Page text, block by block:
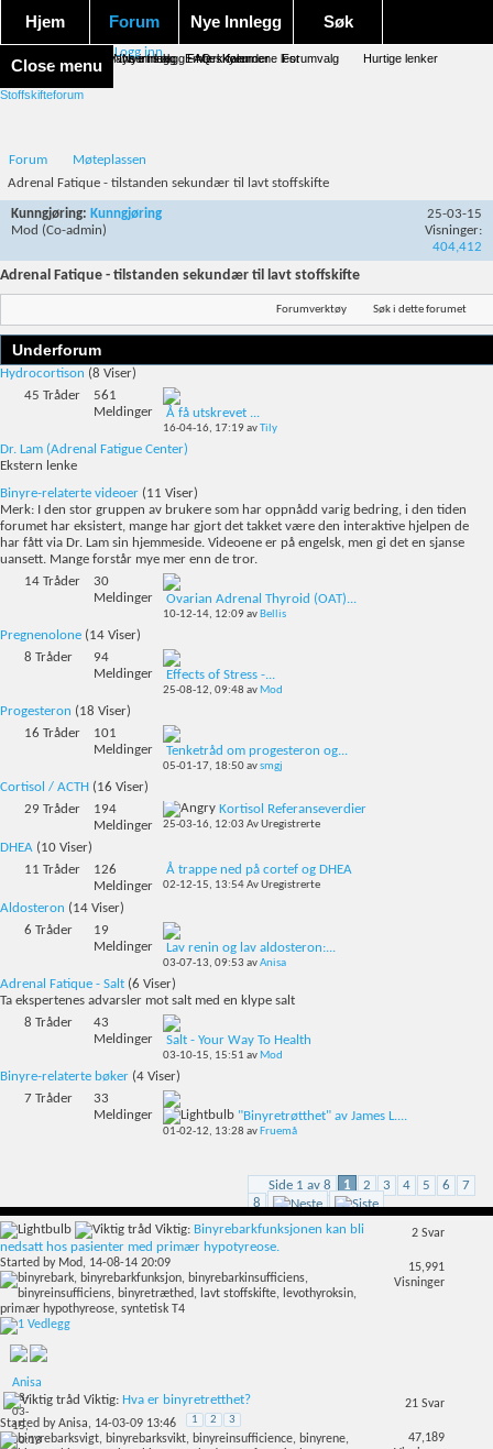
Hjem Forum
Nye innlegg FAQ Kalender Forumvalg Hurtige lenker
Nye Innlegg
Nye innlegg Merk forumene lest
Søk
Avansert søk Emneskyen
Close menu
Logg inn
Stoffskifteforum
Forum
Møteplassen
Adrenal Fatique - tilstanden sekundær til lavt stoffskifte
Kunngjøring: Kunngjøring
Mod (Co-admin)
25-03-15
Visninger:
404,412
Adrenal Fatique - tilstanden sekundær til lavt stoffskifte
Forumverktøy Søk i dette forumet
Underforum
Hydrocortison (8 Viser)
45 Tråder
561
Meldinger
Å få utskrevet ...
16-04-16, 17:19avTily
Dr. Lam (Adrenal Fatigue Center)
Ekstern lenke
Binyre-relaterte videoer (11 Viser)
Merk: I den stor gruppen av brukere som har oppnådd varig bedring, i den tiden
forumet har eksistert, mange har gjort det takket være den interaktive hjelpen de
har fått via Dr. Lam sin hjemmeside. Videoene er på engelsk, men gi det en sjanse
uansett. Mange forstår mye mer enn de tror.
14 Tråder
30
Meldinger
Ovarian Adrenal Thyroid (OAT)...
10-12-14, 12:09av Bellis
Pregnenolone (14 Viser)
8 Tråder
94
Meldinger
Effects of Stress -...
25-08-12, 09:48 av Mod
Progesteron (18 Viser)
16 Tråder
101
Meldinger
Tenketråd om progesteron og...
05-01-17, 18:50avsmgj
Cortisol / ACTH (16 Viser)
29 Tråder
194
Meldinger
Kortisol Referanseverdier
25-03-16, 12:03 Av Uregistrerte
DHEA (10 Viser)
11 Tråder
126
Meldinger
Å trappe ned på cortef og DHEA
02-12-15, 13:54Av Uregistrerte
Aldosteron (14 Viser)
6 Tråder
19
Meldinger
Lav renin og lav aldosteron:...
03-07-13, 09:53 avAnisa
Adrenal Fatique - Salt (6 Viser)
Ta ekspertenes advarsler mot salt med en klype salt
8 Tråder
43
Meldinger
Salt - Your Way To Health
03-10-15, 15:51 av Mod
Binyre-relaterte bøker (4 Viser)
7 Tråder
33
Meldinger
"Binyretrøtthet" av James L....
01-02-12, 13:28 av Fruemå
Side 1 av 8 1 2 3 4 5 6
7
8
Viktig: Binyrebarkfunksjonen kan bli
nedsatt hos pasienter med primær hypotyreose.
Started by Mod, 14-08-14 20:09
2 Svar
15,991
Visninger
Anisa
08-
03-
15,
00:13
Viktig: Hva er binyretretthet?
Started byAnisa, 14-03-09 13:46 1 2 3
21 Svar
47,189